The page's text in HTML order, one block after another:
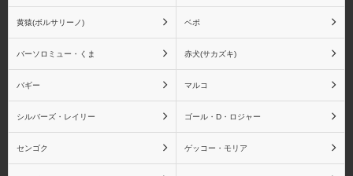
ジュラキュール・ミホー
ク
ジュエリー・ボニー
ゴーイング・メリー号 ペローナ
黄猿(ボルサリーノ) ベポ
バーソロミュー・くま 赤犬(サカズキ)
バギー マルコ
シルバーズ・レイリー ゴール・D・ロジャー
センゴク ゲッコー・モリア